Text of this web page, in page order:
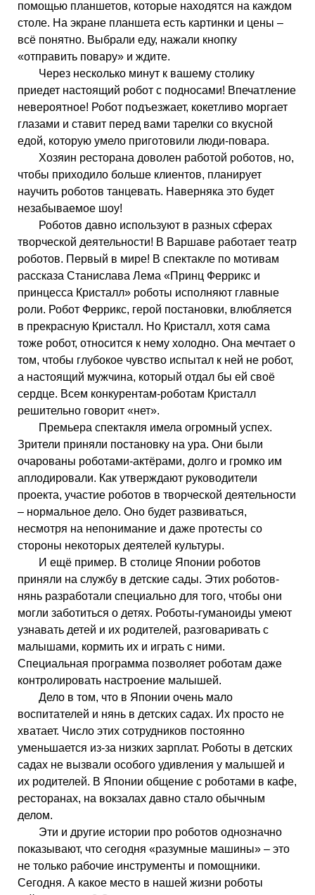
помощью планшетов, которые находятся на каждом
столе. На экране планшета есть картинки и цены –
всё понятно. Выбрали еду, нажали кнопку
«отправить повару» и ждите.
Через несколько минут к вашему столику
приедет настоящий робот с подносами! Впечатление
невероятное! Робот подъезжает, кокетливо моргает
глазами и ставит перед вами тарелки со вкусной
едой, которую умело приготовили люди-повара.
Хозяин ресторана доволен работой роботов, но,
чтобы приходило больше клиентов, планирует
научить роботов танцевать. Наверняка это будет
незабываемое шоу!
Роботов давно используют в разных сферах
творческой деятельности! В Варшаве работает театр
роботов. Первый в мире! В спектакле по мотивам
рассказа Станислава Лема «Принц Феррикс и
принцесса Кристалл» роботы исполняют главные
роли. Робот Феррикс, герой постановки, влюбляется
в прекрасную Кристалл. Но Кристалл, хотя сама
тоже робот, относится к нему холодно. Она мечтает о
том, чтобы глубокое чувство испытал к ней не робот,
а настоящий мужчина, который отдал бы ей своё
сердце. Всем конкурентам-роботам Кристалл
решительно говорит «нет».
Премьера спектакля имела огромный успех.
Зрители приняли постановку на ура. Они были
очарованы роботами-актёрами, долго и громко им
аплодировали. Как утверждают руководители
проекта, участие роботов в творческой деятельности
– нормальное дело. Оно будет развиваться,
несмотря на непонимание и даже протесты со
стороны некоторых деятелей культуры.
И ещё пример. В столице Японии роботов
приняли на службу в детские сады. Этих роботов-
нянь разработали специально для того, чтобы они
могли заботиться о детях. Роботы-гуманоиды умеют
узнавать детей и их родителей, разговаривать с
малышами, кормить их и играть с ними.
Специальная программа позволяет роботам даже
контролировать настроение малышей.
Дело в том, что в Японии очень мало
воспитателей и нянь в детских садах. Их просто не
хватает. Число этих сотрудников постоянно
уменьшается из-за низких зарплат. Роботы в детских
садах не вызвали особого удивления у малышей и
их родителей. В Японии общение с роботами в кафе,
ресторанах, на вокзалах давно стало обычным
делом.
Эти и другие истории про роботов однозначно
показывают, что сегодня «разумные машины» – это
не только рабочие инструменты и помощники.
Сегодня. А какое место в нашей жизни роботы